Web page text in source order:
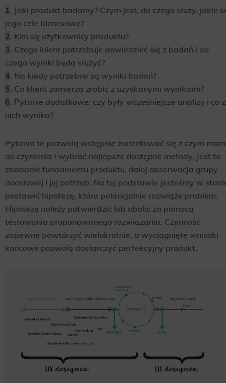
1. Jaki produkt badamy? Czym jest, do czego służy, jakie
jego cele biznesowe?
2. Kim są użytkownicy produktu?
3. Czego klient potrzebuje dowiedzieć się z badań i do
czego wyniki będą służyć?
4. Na kiedy potrzebne są wyniki badań?
5. Co klient zamierza zrobić z uzyskanymi wynikami?
6. Pytanie dodatkowe: czy były wcześniejsze analizy i co z
nich wynika?
Pytania te pozwolą wstępnie zorientować się z czym
do czynienia i wybrać najlepsze dostępne metody. Jest to
zbadanie fundamentu produktu, dalej obserwacja grupy
docelowej i jej potrzeb. Na tej podstawie jesteśmy w
postawić hipotezę, która potencjalnie rozwiąże problem.
Hipotezę należy potwierdzić lub obalić za pomocą
testowania proponowanego rozwiązania. Czynność
zapewne powtórzyć wielokrotnie, a wyciągnięte wnioski
końcowe pozwolą dostarczyć perfekcyjny produkt.